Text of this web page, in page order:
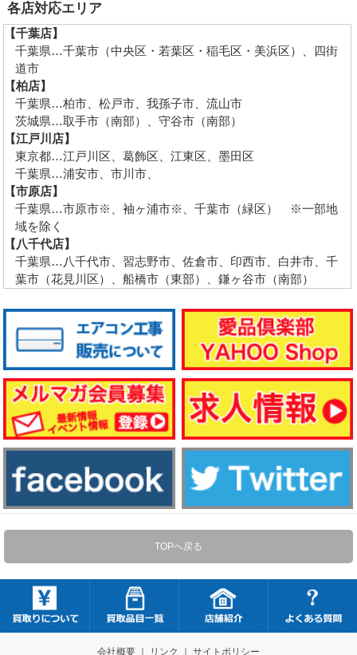
各店対応エリア
【千葉店】
千葉県…千葉市（中央区・若葉区・稲毛区・美浜区）、四街
道市
【柏店】
千葉県…柏市、松戸市、我孫子市、流山市
茨城県…取手市（南部）、守谷市（南部）
【江戸川店】
東京都…江戸川区、葛飾区、江東区、墨田区
千葉県…浦安市、市川市、
【市原店】
千葉県…市原市※、袖ヶ浦市※、千葉市（緑区） ※一部地
域を除く
【八千代店】
千葉県…八千代市、習志野市、佐倉市、印西市、白井市、千
葉市（花見川区）、船橋市（東部）、鎌ヶ谷市（南部）
TOPへ戻る
会社概要｜ リンク ｜ サイトポリシー